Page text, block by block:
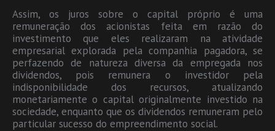
Assim, os juros sobre o capital próprio é uma
remuneração dos acionistas feita em razão do
investimento que eles realizaram na atividade
empresarial explorada pela companhia pagadora, se
perfazendo de natureza diversa da empregada nos
dividendos, pois remunera o investidor pela
indisponibilidade dos recursos, atualizando
monetariamente o capital originalmente investido na
sociedade, enquanto que os dividendos remuneram pelo
particular sucesso do empreendimento social.